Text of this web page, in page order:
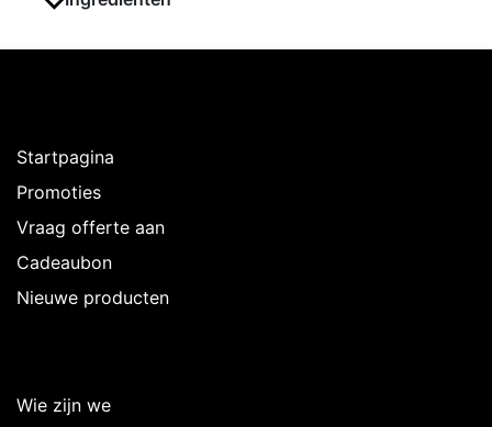
Startpagina
Promoties
Vraag offerte aan
Cadeaubon
Nieuwe producten
Wie zijn we